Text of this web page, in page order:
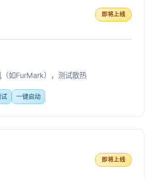
即将上线
如FurMark），测试散热
一键启动
即将上线